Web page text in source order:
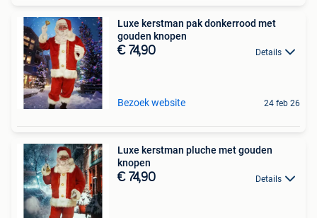
Luxe kerstman pak donkerrood met
gouden knopen
€ 74,90 Details
Bezoek website 24 feb 26
Luxe kerstman pluche met gouden
knopen
€ 74,90 Details